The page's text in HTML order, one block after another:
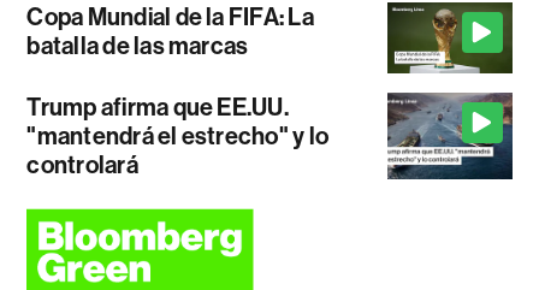
Copa Mundial de la FIFA: La
batalla de las marcas
Trump afirma que EE.UU.
"mantendrá el estrecho" y lo
controlará